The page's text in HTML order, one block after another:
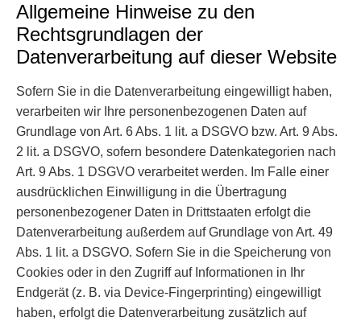
Allgemeine Hinweise zu den
Rechtsgrundlagen der
Datenverarbeitung auf dieser Website
Sofern Sie in die Datenverarbeitung eingewilligt haben,
verarbeiten wir Ihre personenbezogenen Daten auf
Grundlage von Art. 6 Abs. 1 lit. a DSGVO bzw. Art. 9 Abs.
2 lit. a DSGVO, sofern besondere Datenkategorien nach
Art. 9 Abs. 1 DSGVO verarbeitet werden. Im Falle einer
ausdrücklichen Einwilligung in die Übertragung
personenbezogener Daten in Drittstaaten erfolgt die
Datenverarbeitung außerdem auf Grundlage von Art. 49
Abs. 1 lit. a DSGVO. Sofern Sie in die Speicherung von
Cookies oder in den Zugriff auf Informationen in Ihr
Endgerät (z. B. via Device-Fingerprinting) eingewilligt
haben, erfolgt die Datenverarbeitung zusätzlich auf